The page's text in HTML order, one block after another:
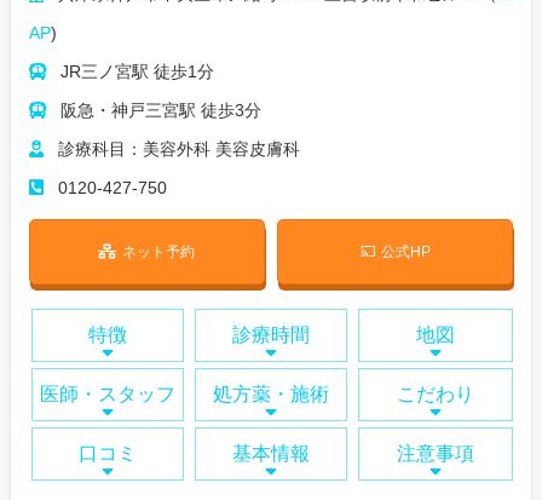
AP)
JR三ノ宮駅 徒歩1分
阪急・神戸三宮駅 徒歩3分
診療科目：美容外科 美容皮膚科
0120-427-750
ネット予約 公式HP
特徴 診療時間 地図
医師・スタッフ 処方薬・施術 こだわり
口コミ 基本情報 注意事項